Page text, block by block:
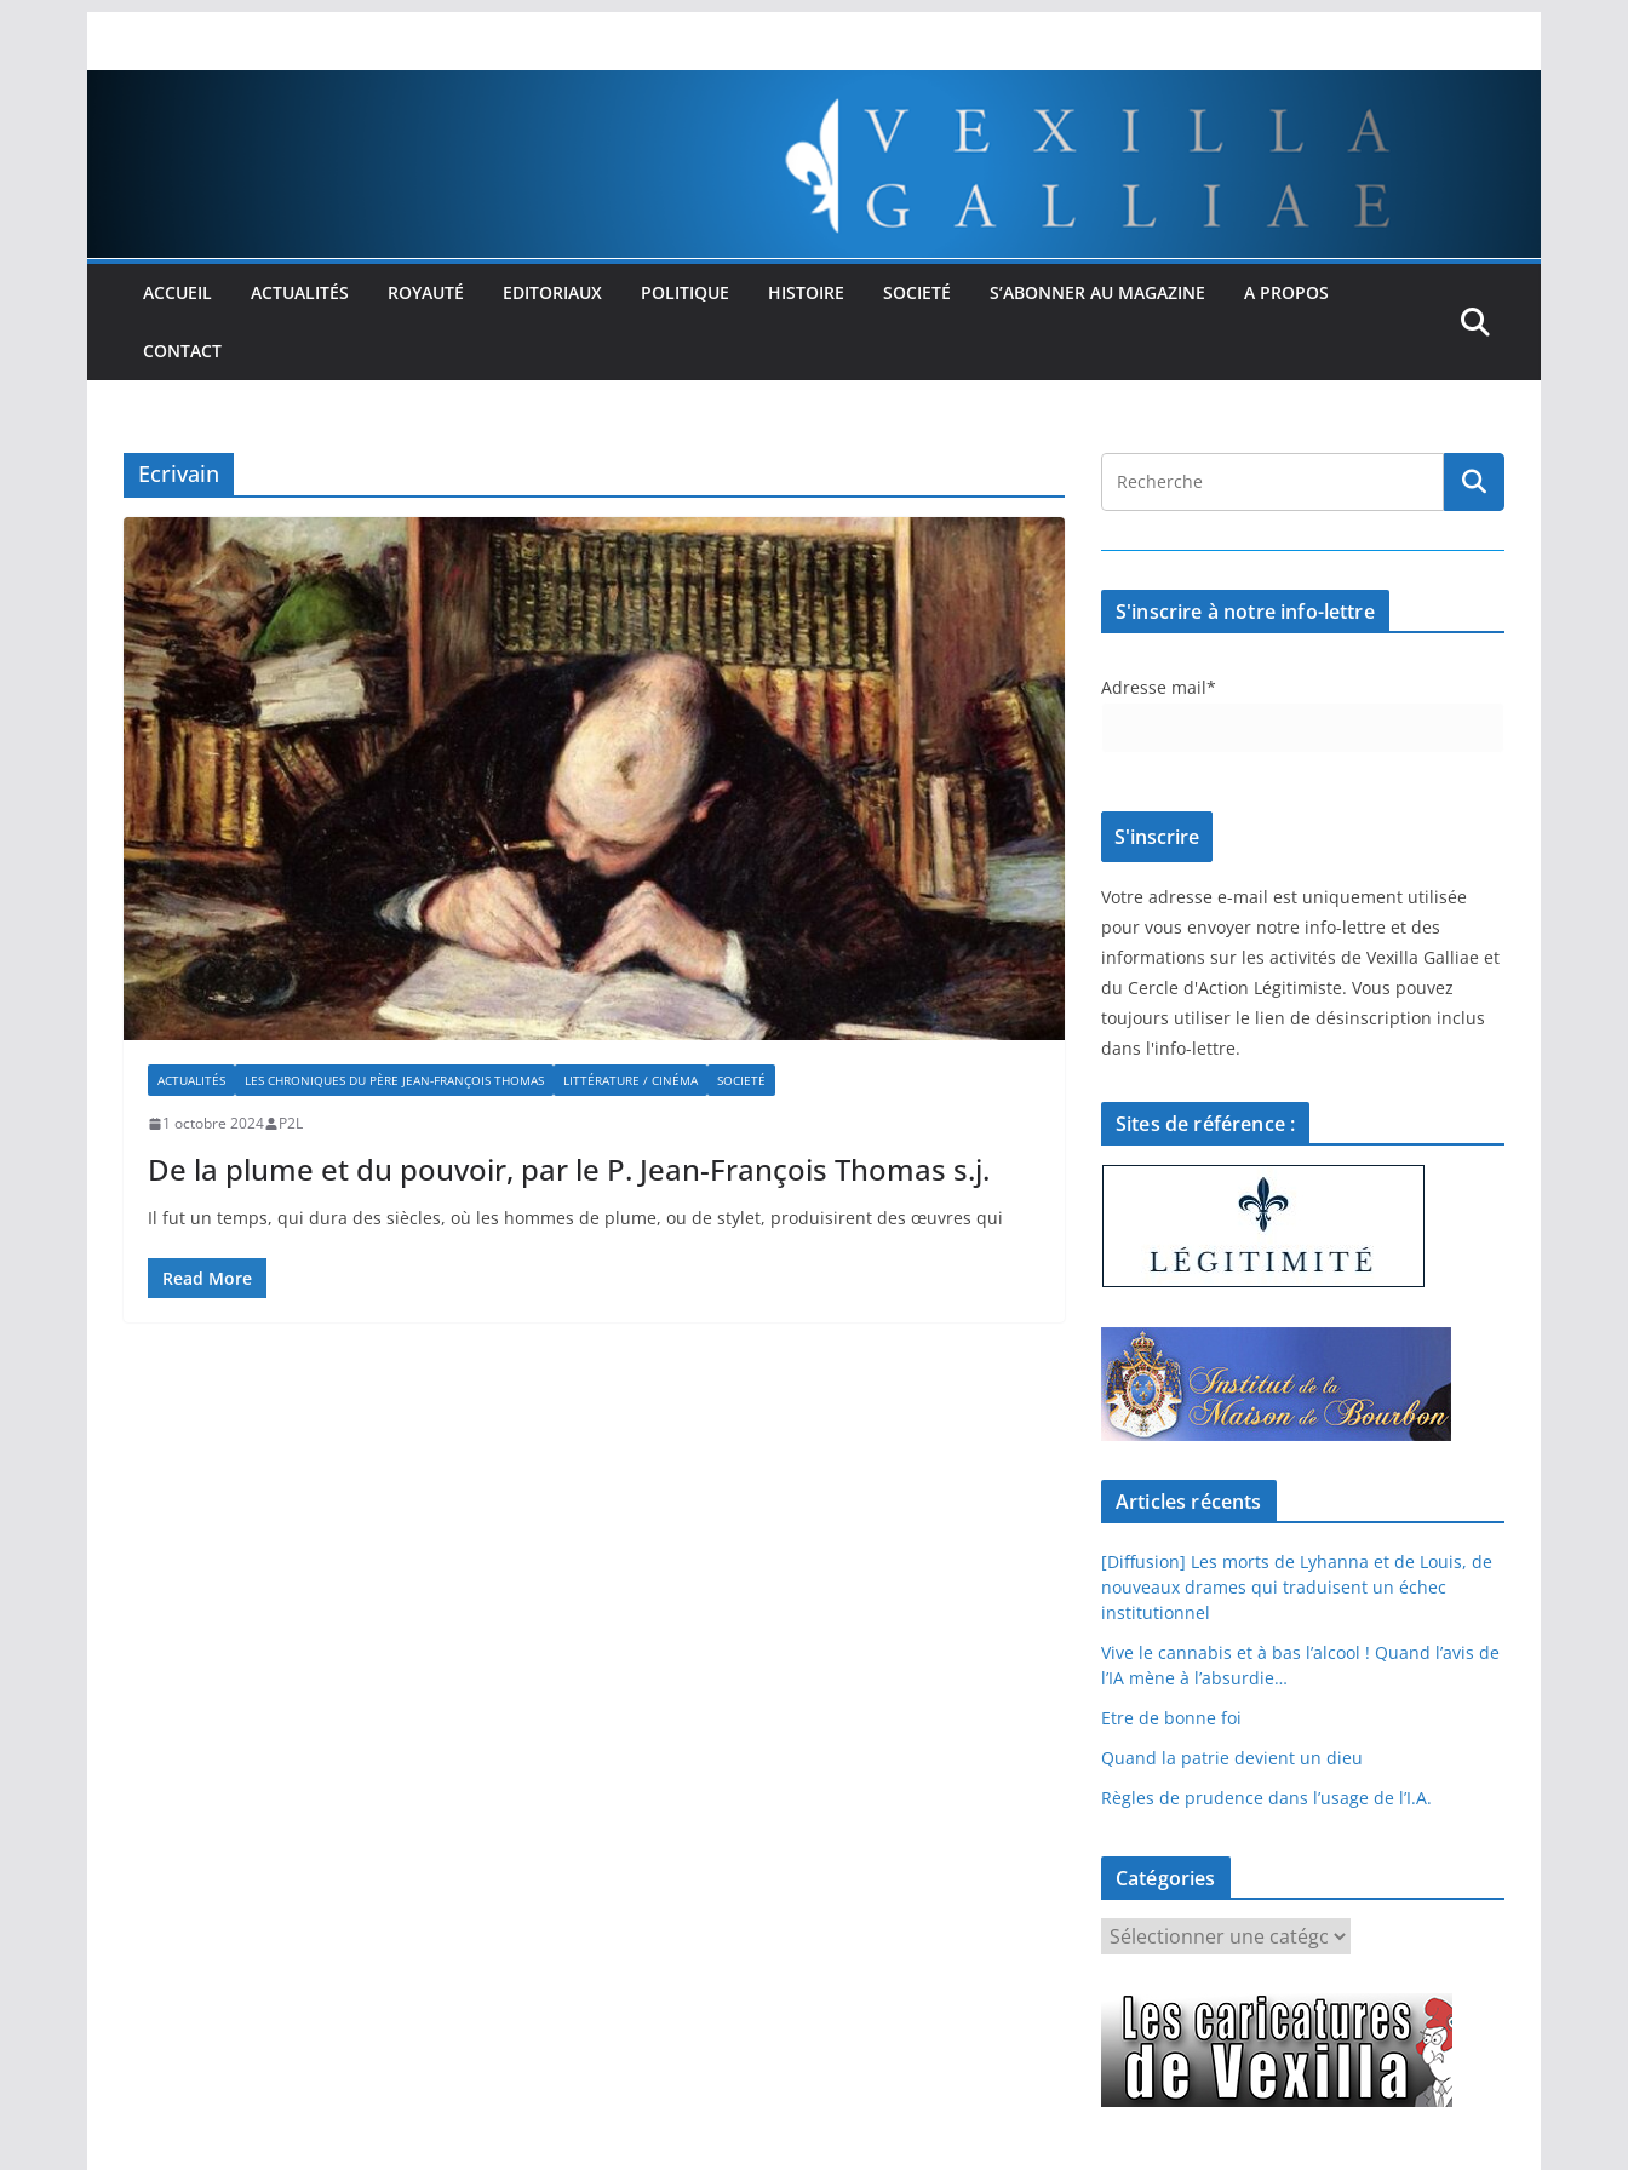
ACCUEIL ACTUALITÉS ROYAUTÉ EDITORIAUX POLITIQUE HISTOIRE SOCIETÉ S’ABONNER AU MAGAZINE A PROPOS
CONTACT
Ecrivain
ACTUALITÉS LES CHRONIQUES DU PÈRE JEAN-FRANÇOIS THOMAS LITTÉRATURE / CINÉMA SOCIETÉ
1 octobre 2024 P2L
De la plume et du pouvoir, par le P. Jean-François Thomas s.j.
Il fut un temps, qui dura des siècles, où les hommes de plume, ou de stylet, produisirent des œuvres qui
Read More
S'inscrire à notre info-lettre
Adresse mail*
Votre adresse e-mail est uniquement utilisée
pour vous envoyer notre info-lettre et des
informations sur les activités de Vexilla Galliae et
du Cercle d'Action Légitimiste. Vous pouvez
toujours utiliser le lien de désinscription inclus
dans l'info-lettre.
Sites de référence :
Articles récents
[Diffusion] Les morts de Lyhanna et de Louis, de
nouveaux drames qui traduisent un échec
institutionnel
Vive le cannabis et à bas l’alcool ! Quand l’avis de
l’IA mène à l’absurdie…
Etre de bonne foi
Quand la patrie devient un dieu
Règles de prudence dans l’usage de l’I.A.
Catégories
é
g
o
r